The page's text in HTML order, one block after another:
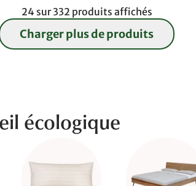
24 sur 332 produits affichés
Charger plus de produits
écologique